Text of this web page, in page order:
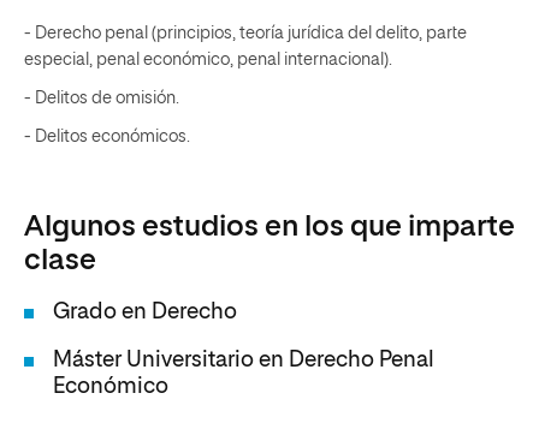
- Derecho penal (principios, teoría jurídica del delito, parte
especial, penal económico, penal internacional).
- Delitos de omisión.
- Delitos económicos.
Algunos estudios en los que imparte
clase
Grado en Derecho
Máster Universitario en Derecho Penal
Económico